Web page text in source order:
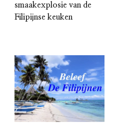
smaakexplosie van de
Filipijnse keuken